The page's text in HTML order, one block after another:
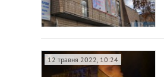
12 травня 2022, 10:24